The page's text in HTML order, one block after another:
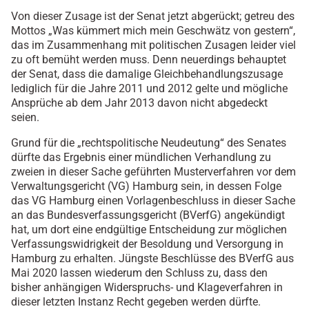
Von dieser Zusage ist der Senat jetzt abgerückt; getreu des
Mottos „Was kümmert mich mein Geschwätz von gestern“,
das im Zusammenhang mit politischen Zusagen leider viel
zu oft bemüht werden muss. Denn neuerdings behauptet
der Senat, dass die damalige Gleichbehandlungszusage
lediglich für die Jahre 2011 und 2012 gelte und mögliche
Ansprüche ab dem Jahr 2013 davon nicht abgedeckt
seien.
Grund für die „rechtspolitische Neudeutung“ des Senates
dürfte das Ergebnis einer mündlichen Verhandlung zu
zweien in dieser Sache geführten Musterverfahren vor dem
Verwaltungsgericht (VG) Hamburg sein, in dessen Folge
das VG Hamburg einen Vorlagenbeschluss in dieser Sache
an das Bundesverfassungsgericht (BVerfG) angekündigt
hat, um dort eine endgültige Entscheidung zur möglichen
Verfassungswidrigkeit der Besoldung und Versorgung in
Hamburg zu erhalten. Jüngste Beschlüsse des BVerfG aus
Mai 2020 lassen wiederum den Schluss zu, dass den
bisher anhängigen Widerspruchs- und Klageverfahren in
dieser letzten Instanz Recht gegeben werden dürfte.